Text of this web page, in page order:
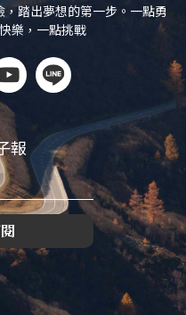
踏出夢想的第一步。一點勇
樂，一點挑戰
報